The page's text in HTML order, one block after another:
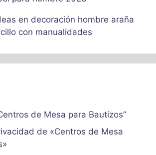
en decoración hombre araña
con manualidades
de Mesa para Bautizos”
de «Centros de Mesa